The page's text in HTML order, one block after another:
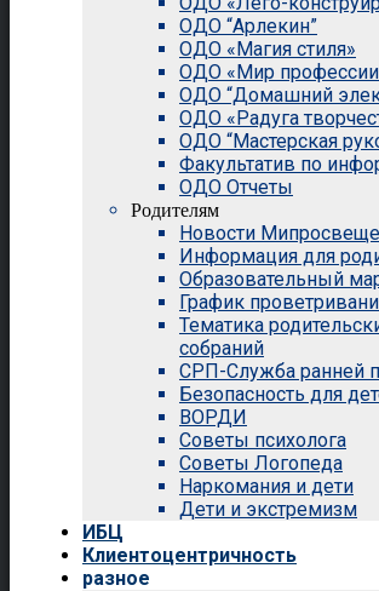
ОДО “Арлекин”
ОДО «Магия стиля»
ОДО «Мир
ОДО “Домашний
ОДО «Радуга
ОДО “Мастерская
Факультатив по
ОДО Отчеты
Родителям
Новости
Информация для
Образовательный
График
Тематика
собраний
СРП-Служба ранней
Безопасность для
ВОРДИ
Советы психолога
Советы Логопеда
Наркомания и дети
Дети и экстремизм
ИБЦ
Клиентоцентричность
разное